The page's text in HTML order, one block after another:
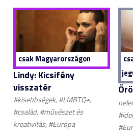
csak Magyarországon
Lindy: Kicsifény
visszatér
#kisebbségek, #LMBTQ+,
#család, #művészet és
kreativitás, #Európa